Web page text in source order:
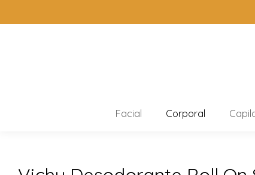
Facial Corporal